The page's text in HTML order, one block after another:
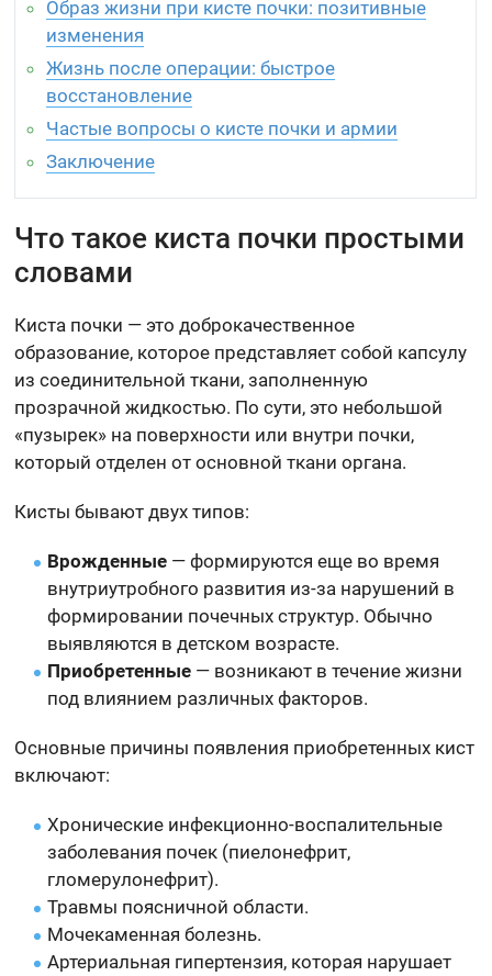
Образ жизни при кисте почки: позитивные
изменения
Жизнь после операции: быстрое
восстановление
Частые вопросы о кисте почки и армии
Заключение
Что такое киста почки простыми
словами
Киста почки — это доброкачественное
образование, которое представляет собой капсулу
из соединительной ткани, заполненную
прозрачной жидкостью. По сути, это небольшой
«пузырек» на поверхности или внутри почки,
который отделен от основной ткани органа.
Кисты бывают двух типов:
Врожденные — формируются еще во время
внутриутробного развития из-за нарушений в
формировании почечных структур. Обычно
выявляются в детском возрасте.
Приобретенные — возникают в течение жизни
под влиянием различных факторов.
Основные причины появления приобретенных кист
включают:
Хронические инфекционно-воспалительные
заболевания почек (пиелонефрит,
гломерулонефрит).
Травмы поясничной области.
Мочекаменная болезнь.
Артериальная гипертензия, которая нарушает